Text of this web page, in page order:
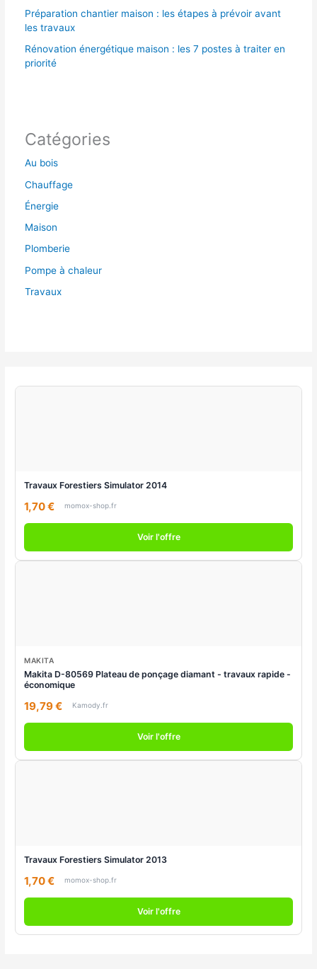
Préparation chantier maison : les étapes à prévoir avant
les travaux
Rénovation énergétique maison : les 7 postes à traiter en
priorité
Catégories
Au bois
Chauffage
Énergie
Maison
Plomberie
Pompe à chaleur
Travaux
Travaux Forestiers Simulator 2014
1,70 € momox-shop.fr
Voir l'offre
MAKITA
Makita D-80569 Plateau de ponçage diamant - travaux rapide -
économique
19,79 € Kamody.fr
Voir l'offre
Travaux Forestiers Simulator 2013
1,70 € momox-shop.fr
Voir l'offre